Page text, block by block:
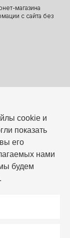
cookie и
показать
его
нами
будем
магазина
с сайта без